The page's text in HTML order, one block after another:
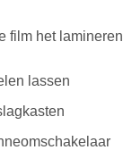
film het lamineren
lassen